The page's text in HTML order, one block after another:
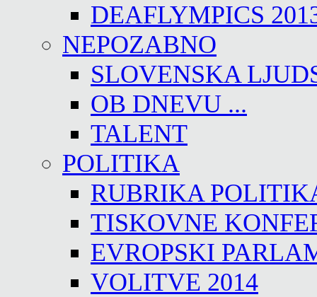
DEAFLYMPICS
NEPOZABNO
SLOVENSKA
OB DNEVU ...
TALENT
POLITIKA
RUBRIKA
TISKOVNE
EVROPSKI
VOLITVE 2014